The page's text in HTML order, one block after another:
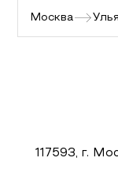
Москва
117593, г.